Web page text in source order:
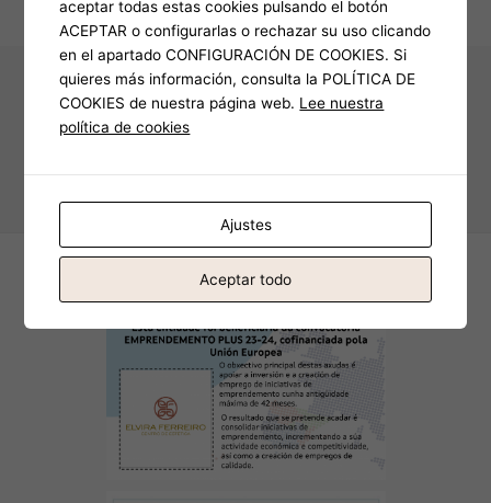
Política de privacidad completa
Política de privacidad
aceptar todas estas cookies pulsando el botón
ACEPTAR o configurarlas o rechazar su uso clicando
en el apartado CONFIGURACIÓN DE COOKIES. Si
quieres más información, consulta la POLÍTICA DE
COOKIES de nuestra página web. Lee nuestra
política de cookies
Ajustes
Aceptar todo